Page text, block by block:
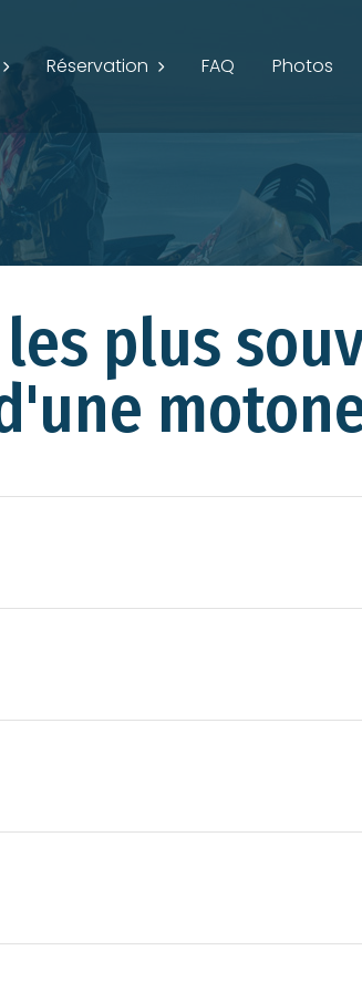
Réservation FAQ Photos
plus